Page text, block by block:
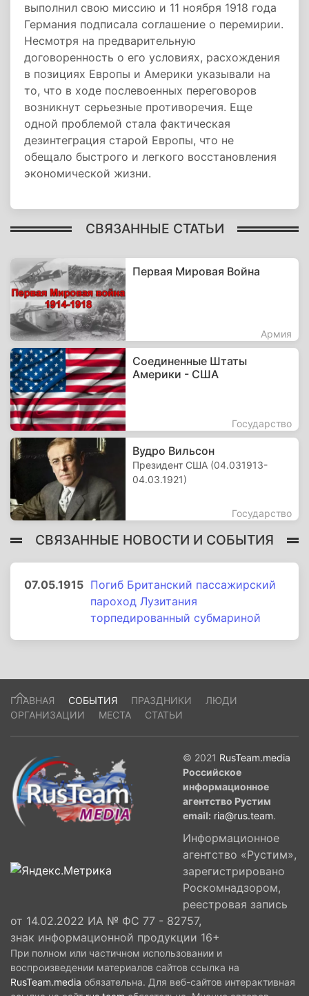
выполнил свою миссию и 11 ноября 1918 года
Германия подписала соглашение о перемирии.
Несмотря на предварительную
договоренность о его условиях, расхождения
в позициях Европы и Америки указывали на
то, что в ходе послевоенных переговоров
возникнут серьезные противоречия. Еще
одной проблемой стала фактическая
дезинтеграция старой Европы, что не
обещало быстрого и легкого восстановления
экономической жизни.
СВЯЗАННЫЕ СТАТЬИ
Первая Мировая Война
Армия
Соединенные Штаты
Америки - США
Государство
Вудро Вильсон
Президент США (04.031913-
04.03.1921)
Государство
СВЯЗАННЫЕ НОВОСТИ И СОБЫТИЯ
07.05.1915 Погиб Британский пассажирский
пароход Лузитания
торпедированный субмариной
ГЛАВНАЯ СОБЫТИЯ ПРАЗДНИКИ
ЛЮДИ
ОРГАНИЗАЦИИ
МЕСТА СТАТЬИ
© 2021 RusTeam.media
Российское
информационное
агентство Рустим
email: ria@rus.team.
Информационное
агентство «Рустим»,
зарегистрировано
Роскомнадзором,
реестровая запись
от 14.02.2022 ИА № ФС 77 - 82757,
знак информационной продукции 16+
При полном или частичном использовании и
воспроизведении материалов сайтов ссылка на
RusTeam.media обязательна. Для веб-сайтов интерактивная